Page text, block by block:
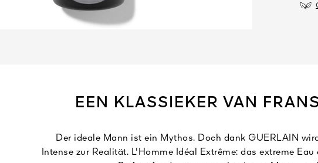
EEN KLASSIEKER VAN
Der ideale Mann ist ein Mythos. Doch dank GUERLAIN
Intense zur Realität. L'Homme Idéal Extrême: das extreme